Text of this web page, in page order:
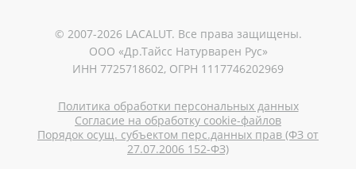
© 2007-2026 LACALUT. Все права защищены.
ООО «Др.Тайсс Натурварен Рус»
ИНН 7725718602, ОГРН 1117746202969
Политика обработки персональных данных
Согласие на обработку cookie-файлов
Порядок осущ. субъектом перс.данных прав (ФЗ от
27.07.2006 152-ФЗ)